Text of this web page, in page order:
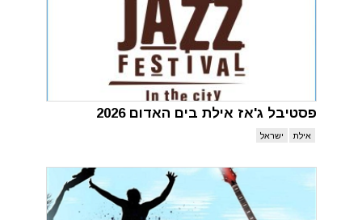
פסטיבל ג'אז אילת בים האדום 2026
אילת ישראל